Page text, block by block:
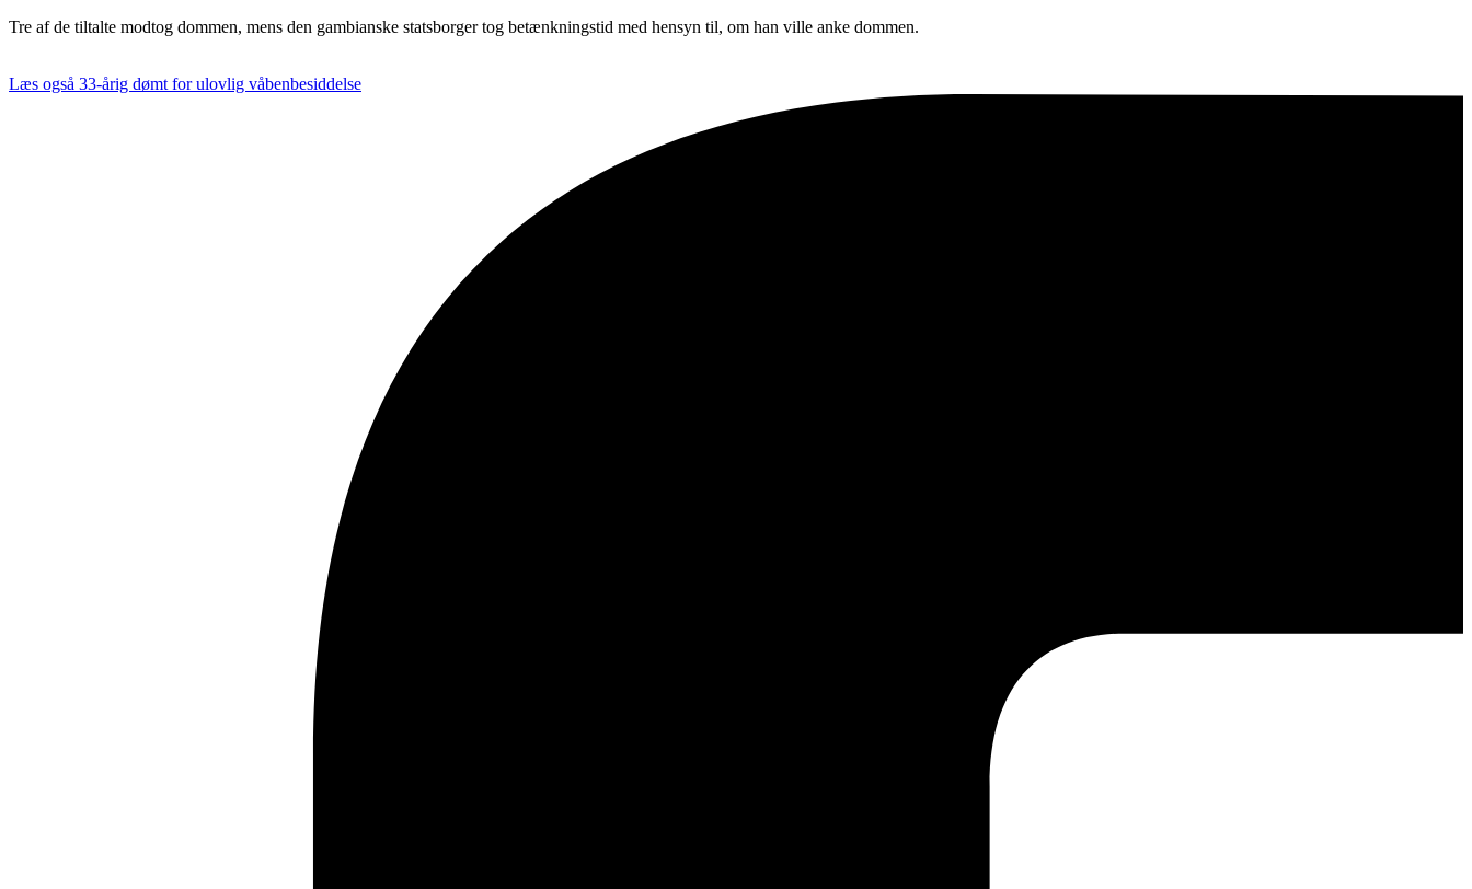
Tre af de tiltalte modtog dommen, mens den gambianske statsborger tog betænkningstid med hensyn til, om han ville anke dommen.
Læs også 33-årig dømt for ulovlig våbenbesiddelse